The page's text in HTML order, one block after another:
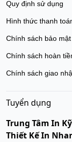
Quy định sử dụng
Hình thức thanh
Chính sách bảo mật
Chính sách hoàn
Chính sách giao
Tuyển dụng
Trung Tâm In
Thiết Kế In